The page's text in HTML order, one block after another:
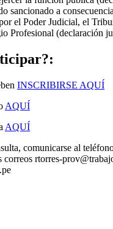
sancionado a
el Poder Judicial, el
Profesional (declaración
INSCRIBIRSE AQUÍ
AQUÍ
AQUÍ
comunicarse al
correos rtorres-